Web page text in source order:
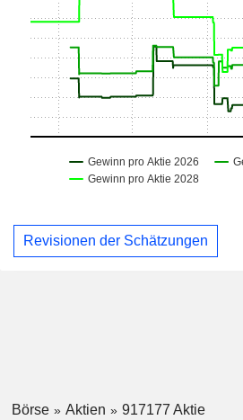
Revisionen der Schätzungen
Börse Aktien 917177 Aktie